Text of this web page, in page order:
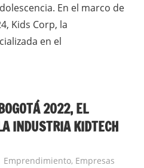
En el marco de
Kids Corp, la
en el
2022, EL
INDUSTRIA KIDTECH
Ernesto Herrera
Emprendimiento, Empresas